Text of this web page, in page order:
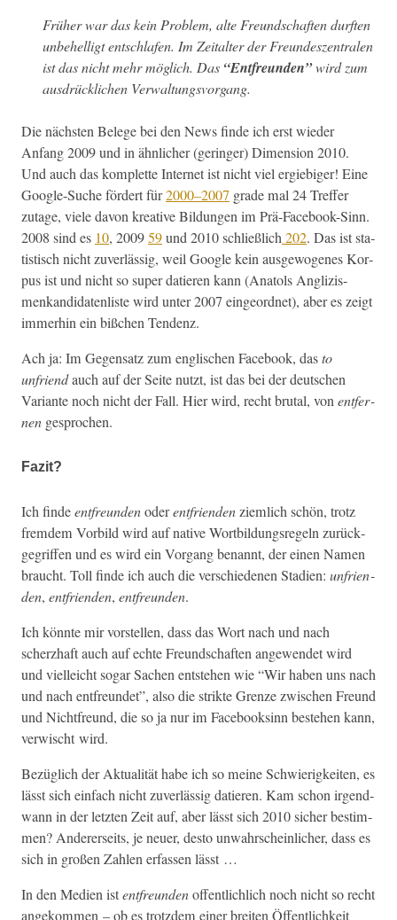
Früher war das kein Prob­lem, alte Fre­und­schaften durften
unbe­hel­ligt entschlafen. Im Zeital­ter der Fre­un­deszen­tralen
ist das nicht mehr möglich. Das “Ent­fre­un­den”wird zum
aus­drück­lichen Verwaltungsvorgang.
Die näch­sten Belege bei den News finde ich erst wieder
Anfang 2009 und in ähn­lich­er (geringer) Dimen­sion 2010.
Und auch das kom­plette Inter­net ist nicht viel ergiebiger! Eine
Google-Suche fördert für2000–2007 grade mal 24 Tre­f­fer
zutage, viele davon kreative Bil­dun­gen im Prä-Face­book-Sinn.
2008 sind es 10, 200959und 2010 schließlich202. Das ist sta­
tis­tisch nicht zuver­läs­sig, weil Google kein aus­ge­wo­genes Kor­
pus ist und nicht so super datieren kann (Ana­tols Anglizis­
menkan­di­daten­liste wird unter 2007 ein­ge­ord­net), aber es zeigt
immer­hin ein bißchen Tendenz.
Ach ja: Im Gegen­satz zum englis­chen Face­book, dasto
unfriendauch auf der Seite nutzt, ist das bei der deutschen
Vari­ante noch nicht der Fall. Hier wird, recht bru­tal, vonent­fer­
nen gesprochen.
Fazit?
Ich findeent­fre­un­denoderent­frien­denziem­lich schön, trotz
frem­dem Vor­bild wird auf native Wort­bil­dungsregeln zurück­
ge­grif­f­en und es wird ein Vor­gang benan­nt, der einen Namen
braucht. Toll finde ich auch die ver­schiede­nen Sta­di­en: unfrien­
den, ent­frien­den, ent­fre­un­den.
Ich kön­nte mir vorstellen, dass das Wort nach und nach
scherzhaft auch auf echte Fre­und­schaften angewen­det wird
und vielle­icht sog­ar Sachen entste­hen wie “Wir haben uns nach
und nach ent­fre­un­det”, also die strik­te Gren­ze zwis­chen Fre­und
und Nicht­fre­und, die so ja nur im Face­booksinn beste­hen kann,
ver­wis­cht wird.
Bezüglich der Aktu­al­ität habe ich so meine Schwierigkeit­en, es
lässt sich ein­fach nicht zuver­läs­sig datieren. Kam schon irgend­
wann in der let­zten Zeit auf, aber lässt sich 2010 sich­er bes­tim­
men? Ander­er­seits, je neuer, desto unwahrschein­lich­er, dass es
sich in großen Zahlen erfassen lässt …
In den Medi­en istent­fre­un­denoffentlich­lich noch nicht so recht
angekom­men – ob es trotz­dem ein­er bre­it­en Öffentlichkeit